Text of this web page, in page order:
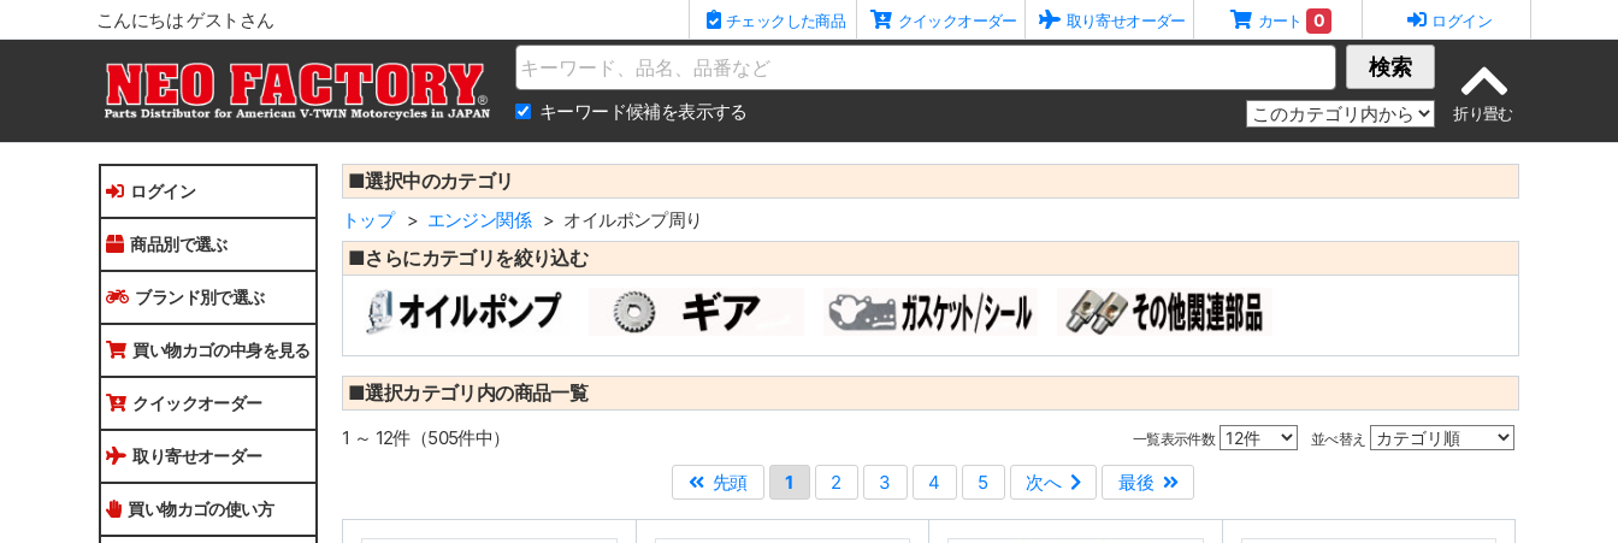
こんにちは ゲストさん チェックした商品 クイックオーダー 取り寄せオーダー カート 0 ログイン
Name 検索
キーワード候補を表示する
ログイン
商品別で選ぶ
ブランド別で選ぶ
買い物カゴの中身を見る
クイックオーダー
取り寄せオーダー
買い物カゴの使い方
■選択中のカテゴリ
トップ エンジン関係 オイルポンプ周り
■さらにカテゴリを絞り込む
■選択カテゴリ内の商品一覧
一覧表示件数 並べ替え
1 ～ 12件（505件中）
先頭
1 2 3 4 5 次へ 最後